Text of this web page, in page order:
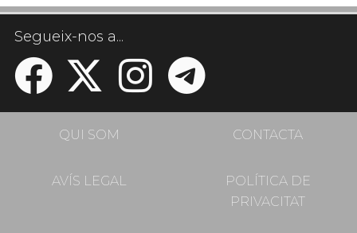
Segueix-nos a...
QUI SOM CONTACTA
AVÍS LEGAL
POLÍTICA DE
PRIVACITAT